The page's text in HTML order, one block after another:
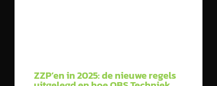
ZZP’en in 2025: de nieuwe regels